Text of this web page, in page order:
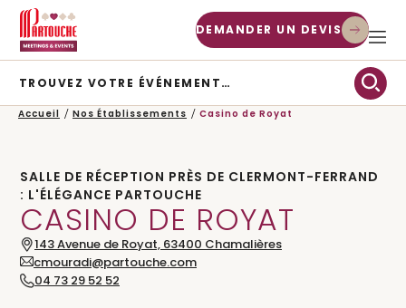
DEMANDER UN DEVIS
TROUVEZ VOTRE ÉVÉNEMENT…
TYPE D’ÉVÉNEMENT
CHERCHER
Accueil Nos Établissements Casino de Royat
SALLE DE RÉCEPTION PRÈS DE CLERMONT-FERRAND
: L'ÉLÉGANCE PARTOUCHE
CASINO DE ROYAT
143 Avenue de Royat, 63400 Chamalières
cmouradi@partouche.com
04 73 29 52 52